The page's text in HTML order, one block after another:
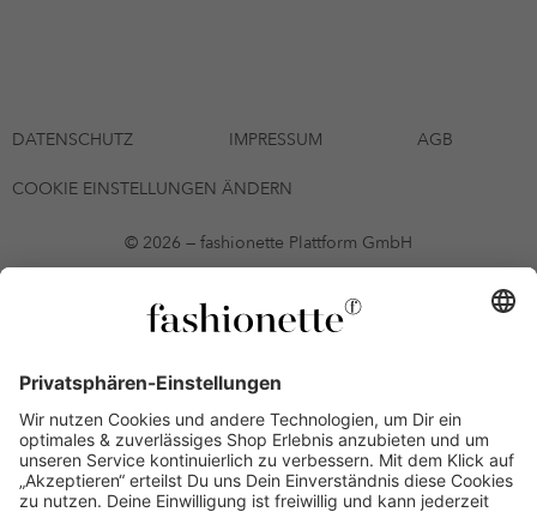
DATENSCHUTZ IMPRESSUM AGB
COOKIE EINSTELLUNGEN ÄNDERN
© 2026 — fashionette Plattform GmbH
*Gutschein bis zum 12.08.2026 mehrmals auf alle Artikel der Seite
fashionette.at/selected-styles anwendbar. Es gelten die in den AGB
Einzelne Marken und Artikel können ausgeschlossen sein. Bonität
vorausgesetzt, alle Preise inkl. MwSt. und ohne Versandkosten. Bei
Ratenkäufen kann die letzte Rate geringfügig abweichen. Die
Anzahl der Raten und die jeweilige Verfügbarkeit von
Zahlungsmethoden kann variieren. Die Prominenten, die